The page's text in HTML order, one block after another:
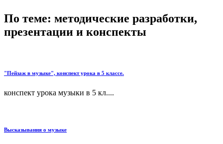
По теме: методические разработки,
презентации и конспекты
"Пейзаж в музыке", конспект урока в 5 классе.
конспект урока музыки в 5 кл....
Высказывания о музыке